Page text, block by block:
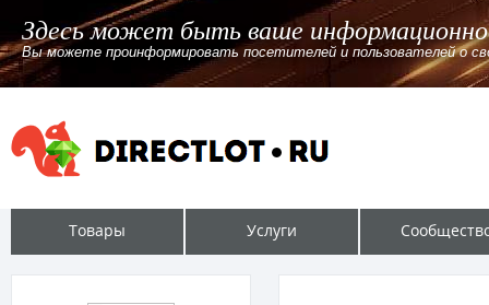
Здесь может быть ваше
Вы можете проинформировать посетителей и пользователей о
Товары Услуги